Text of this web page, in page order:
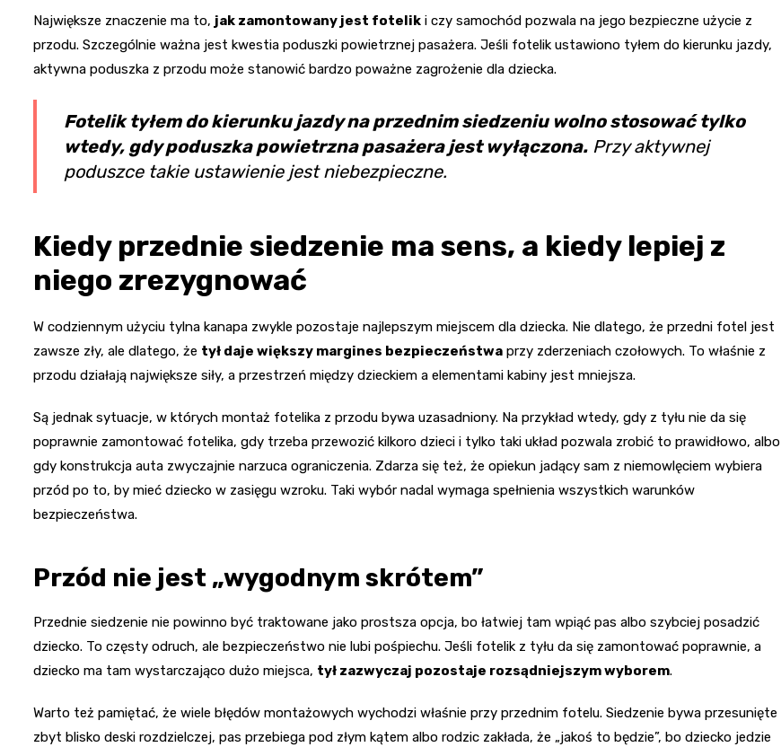
Największe znaczenie ma to, jak zamontowany jest fotelik i czy samochód pozwala na jego bezpieczne użycie z
przodu. Szczególnie ważna jest kwestia poduszki powietrznej pasażera. Jeśli fotelik ustawiono tyłem do kierunku jazdy,
aktywna poduszka z przodu może stanowić bardzo poważne zagrożenie dla dziecka.
Fotelik tyłem do kierunku jazdy na przednim siedzeniu wolno stosować tylko
wtedy, gdy poduszka powietrzna pasażera jest wyłączona. Przy aktywnej
poduszce takie ustawienie jest niebezpieczne.
Kiedy przednie siedzenie ma sens, a kiedy lepiej z
niego zrezygnować
W codziennym użyciu tylna kanapa zwykle pozostaje najlepszym miejscem dla dziecka. Nie dlatego, że przedni fotel jest
zawsze zły, ale dlatego, że tył daje większy margines bezpieczeństwa przy zderzeniach czołowych. To właśnie z
przodu działają największe siły, a przestrzeń między dzieckiem a elementami kabiny jest mniejsza.
Są jednak sytuacje, w których montaż fotelika z przodu bywa uzasadniony. Na przykład wtedy, gdy z tyłu nie da się
poprawnie zamontować fotelika, gdy trzeba przewozić kilkoro dzieci i tylko taki układ pozwala zrobić to prawidłowo, albo
gdy konstrukcja auta zwyczajnie narzuca ograniczenia. Zdarza się też, że opiekun jadący sam z niemowlęciem wybiera
przód po to, by mieć dziecko w zasięgu wzroku. Taki wybór nadal wymaga spełnienia wszystkich warunków
bezpieczeństwa.
Przód nie jest „wygodnym skrótem”
Przednie siedzenie nie powinno być traktowane jako prostsza opcja, bo łatwiej tam wpiąć pas albo szybciej posadzić
dziecko. To częsty odruch, ale bezpieczeństwo nie lubi pośpiechu. Jeśli fotelik z tyłu da się zamontować poprawnie, a
dziecko ma tam wystarczająco dużo miejsca, tył zazwyczaj pozostaje rozsądniejszym wyborem.
Warto też pamiętać, że wiele błędów montażowych wychodzi właśnie przy przednim fotelu. Siedzenie bywa przesunięte
zbyt blisko deski rozdzielczej, pas przebiega pod złym kątem albo rodzic zakłada, że „jakoś to będzie”, bo dziecko jedzie